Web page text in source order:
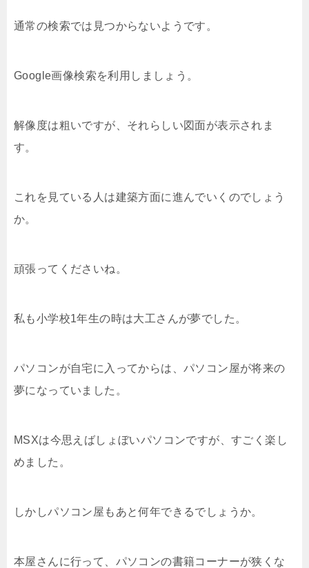
通常の検索では見つからないようです。
Google画像検索を利用しましょう。
解像度は粗いですが、それらしい図面が表示されま
す。
これを見ている人は建築方面に進んでいくのでしょう
か。
頑張ってくださいね。
私も小学校1年生の時は大工さんが夢でした。
パソコンが自宅に入ってからは、パソコン屋が将来の
夢になっていました。
MSXは今思えばしょぼいパソコンですが、すごく楽し
めました。
しかしパソコン屋もあと何年できるでしょうか。
本屋さんに行って、パソコンの書籍コーナーが狭くな